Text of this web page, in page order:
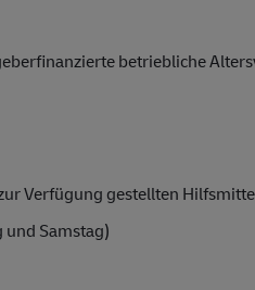
betriebliche
Verfügung gestellten
Samstag)